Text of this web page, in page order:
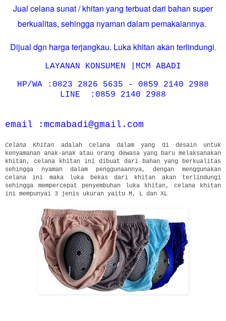
Jual celana sunat / khitan yang terbuat dari bahan super
berkualitas, sehingga nyaman dalam pemakaiannya.
Dijual dgn harga terjangkau. Luka khitan akan terlindungi.
LAYANAN KONSUMEN |MCM ABADI
HP/WA :0823 2826 5635 - 0859 2140 2988
LINE :0859 2140 2988
email :mcmabadi@gmail.com
Celana Khitan adalah celana dalam yang di desain untuk
kenyamanan anak-anak atau orang dewasa yang baru melaksanakan
khitan, celana khitan ini dibuat dari bahan yang berkualitas
sehingga nyaman dalam penggunaannya, dengan menggunakan
celana ini maka luka bekas dari khitan akan terlindungi
sehingga mempercepat penyembuhan luka khitan, celana khitan
ini mempunyai 3 jenis ukuran yaitu M, L dan XL